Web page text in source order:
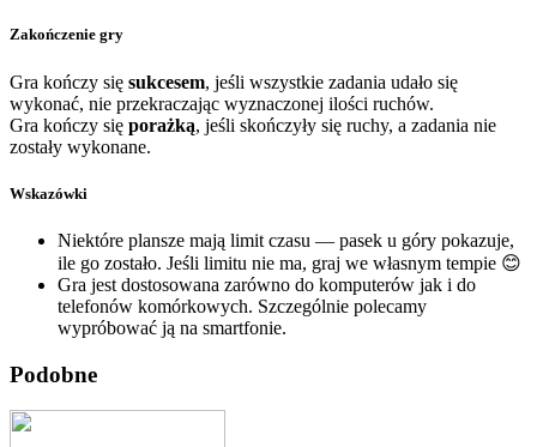
Zakończenie gry
Gra kończy się sukcesem, jeśli wszystkie zadania udało się
wykonać, nie przekraczając wyznaczonej ilości ruchów.
Gra kończy się porażką, jeśli skończyły się ruchy, a zadania nie
zostały wykonane.
Wskazówki
Niektóre plansze mają limit czasu — pasek u góry pokazuje,
ile go zostało. Jeśli limitu nie ma, graj we własnym tempie 😊
Gra jest dostosowana zarówno do komputerów jak i do
telefonów komórkowych. Szczególnie polecamy
wypróbować ją na smartfonie.
Podobne